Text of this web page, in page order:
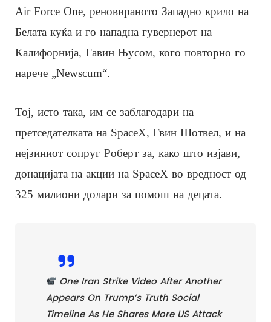
Air Force One, реновираното Западно крило на
Белата куќа и го нападна гувернерот на
Калифорнија, Гавин Њусом, кого повторно го
нарече „Newscum“.
Тој, исто така, им се заблагодари на
претседателката на SpaceX, Гвин Шотвел, и на
нејзиниот сопруг Роберт за, како што изјави,
донацијата на акции на SpaceX во вредност од
325 милиони долари за помош на децата.
One Iran Strike Video After Another
Appears On Trump’s Truth Social
Timeline As He Shares More US Attack